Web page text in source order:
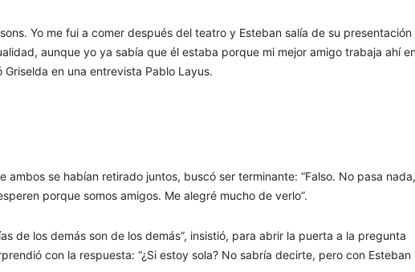
Yo me fui a comer después del teatro y Esteban salía de su presentación
aunque yo ya sabía que él estaba porque mi mejor amigo trabaja ahí
en una entrevista Pablo Layus.
ambos se habían retirado juntos, buscó ser terminante: “Falso. No pasa
porque somos amigos. Me alegré mucho de verlo”.
de los demás son de los demás”, insistió, para abrir la puerta a la pregunta
con la respuesta: “¿Si estoy sola? No sabría decirte, pero con Esteban